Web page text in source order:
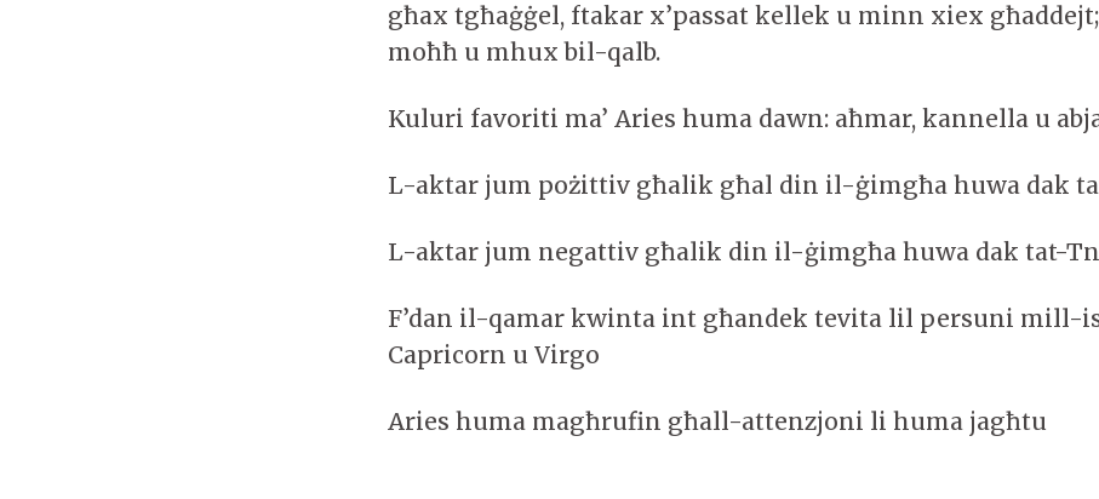
għax tgħaġġel, ftakar x’passat kellek u minn xiex
moħħ u mhux bil-qalb.
Kuluri favoriti ma’ Aries huma dawn: aħmar, kannella u
L-aktar jum pożittiv għalik għal din il-ġimgħa huwa
L-aktar jum negattiv għalik din il-ġimgħa huwa dak tat-
F’dan il-qamar kwinta int għandek tevita lil persuni mill-
Capricorn u Virgo
Aries huma magħrufin għall-attenzjoni li huma jagħtu